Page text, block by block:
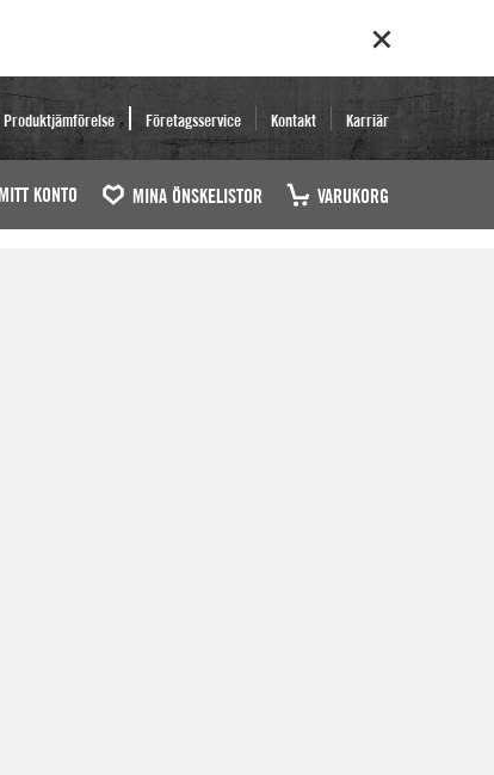
Produktjämförelse Företagsservice Kontakt Karriär
KONTO MINA ÖNSKELISTOR VARUKORG